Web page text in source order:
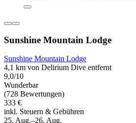
Sunshine Mountain Lodge
Sunshine Mountain Lodge
4,1 km von Delirium Dive entfernt
9,0/10
Wunderbar
(728 Bewertungen)
333 €
inkl. Steuern & Gebühren
25. Aug.–26. Aug.